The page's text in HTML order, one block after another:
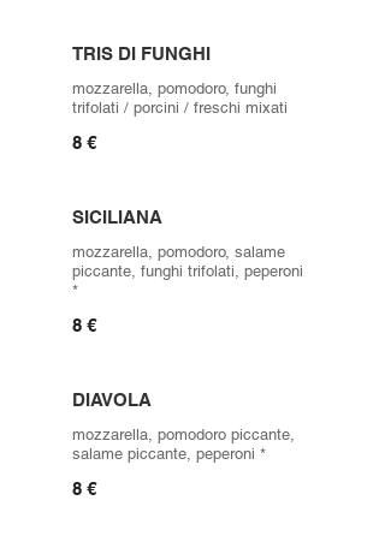
TRIS DI FUNGHI
mozzarella, pomodoro, funghi
trifolati / porcini / freschi mixati
8 €
SICILIANA
mozzarella, pomodoro, salame
piccante, funghi trifolati, peperoni
*
8 €
DIAVOLA
mozzarella, pomodoro piccante,
salame piccante, peperoni *
8 €